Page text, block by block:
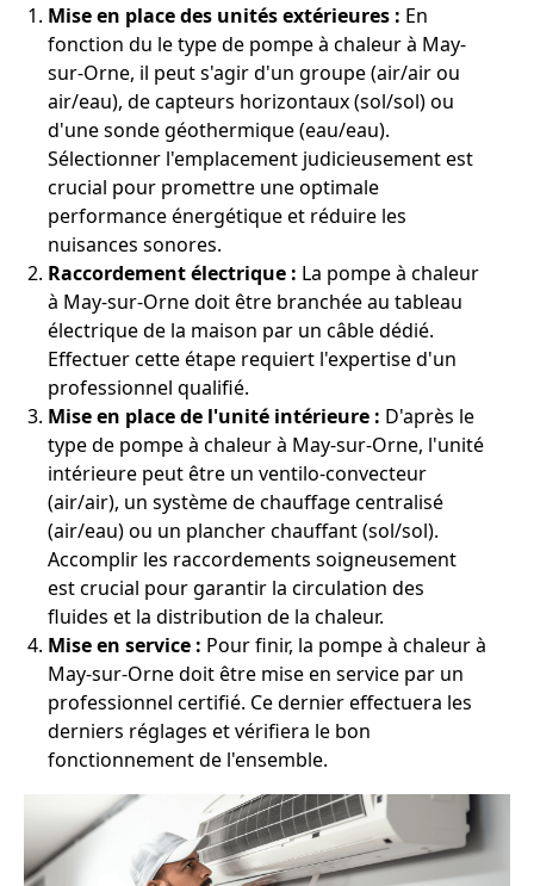
Mise en place des unités extérieures : En
fonction du le type de pompe à chaleur à May-
sur-Orne, il peut s'agir d'un groupe (air/air ou
air/eau), de capteurs horizontaux (sol/sol) ou
d'une sonde géothermique (eau/eau).
Sélectionner l'emplacement judicieusement est
crucial pour promettre une optimale
performance énergétique et réduire les
nuisances sonores.
Raccordement électrique : La pompe à chaleur
à May-sur-Orne doit être branchée au tableau
électrique de la maison par un câble dédié.
Effectuer cette étape requiert l'expertise d'un
professionnel qualifié.
Mise en place de l'unité intérieure : D'après le
type de pompe à chaleur à May-sur-Orne, l'unité
intérieure peut être un ventilo-convecteur
(air/air), un système de chauffage centralisé
(air/eau) ou un plancher chauffant (sol/sol).
Accomplir les raccordements soigneusement
est crucial pour garantir la circulation des
fluides et la distribution de la chaleur.
Mise en service : Pour finir, la pompe à chaleur à
May-sur-Orne doit être mise en service par un
professionnel certifié. Ce dernier effectuera les
derniers réglages et vérifiera le bon
fonctionnement de l'ensemble.